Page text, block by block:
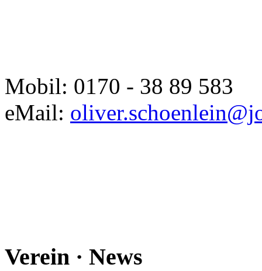
Mobil: 0170 - 38 89 583
eMail:
Verein · News